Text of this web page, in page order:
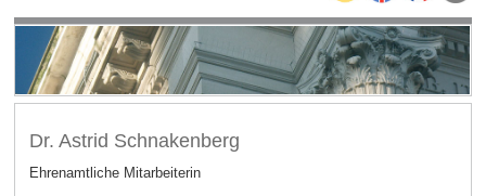
Dr. Astrid Schnakenberg
Ehrenamtliche Mitarbeiterin